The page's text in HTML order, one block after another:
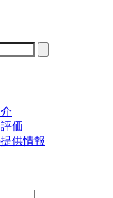
価
供情報